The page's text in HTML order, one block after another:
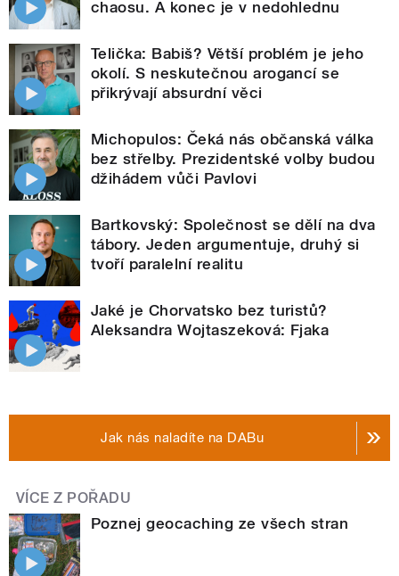
chaosu. A konec je v nedohlednu
Telička: Babiš? Větší problém je jeho
okolí. S neskutečnou arogancí se
přikrývají absurdní věci
Michopulos: Čeká nás občanská válka
bez střelby. Prezidentské volby budou
džihádem vůči Pavlovi
Bartkovský: Společnost se dělí na dva
tábory. Jeden argumentuje, druhý si
tvoří paralelní realitu
Jaké je Chorvatsko bez turistů?
Aleksandra Wojtaszeková: Fjaka
Jak nás naladíte na DABu
VÍCE Z POŘADU
Poznej geocaching ze všech stran